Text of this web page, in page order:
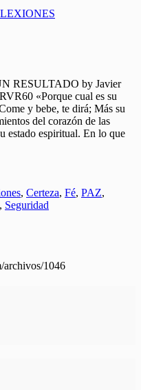
RESULTADO by Javier
«Porque cual es su
y bebe, te dirá; Más su
del corazón de las
estado espiritual. En lo que
, Certeza, Fé, PAZ,
, Seguridad
archivos/1046